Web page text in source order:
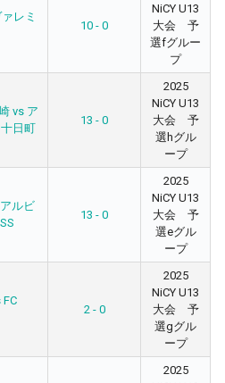
レミ
10 - 0
NiCY U13
大会 予
選fグルー
プ
vs ア
日町
13 - 0
2025
NiCY U13
大会 予
選hグル
ープ
ルビ
13 - 0
2025
NiCY U13
大会 予
選eグル
ープ
FC
2 - 0
2025
NiCY U13
大会 予
選gグル
ープ
2025